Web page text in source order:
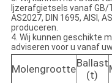
Ijzerafgietsels vanaf GB/
AS2027, DIN 1695, AISI,
produceren.
4. Wij kunnen geschikte
adviseren voor u vanaf
MolengrootteBallast
(t)